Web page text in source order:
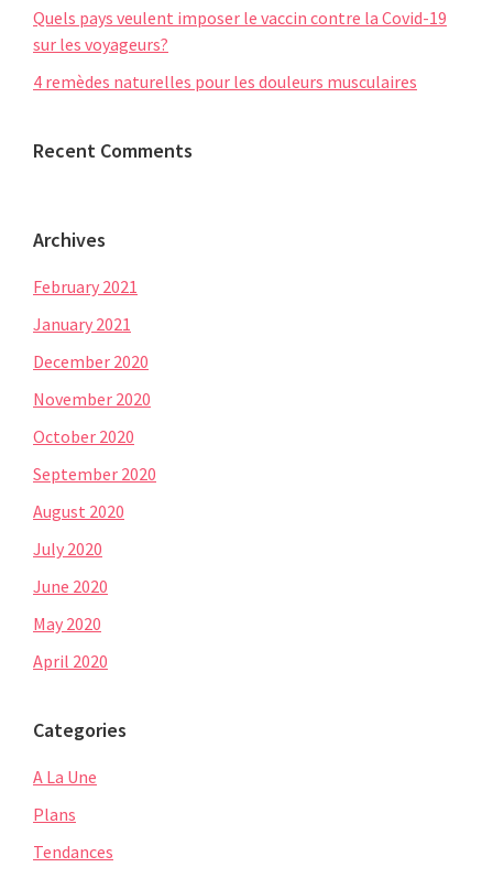
Quels pays veulent imposer le vaccin contre la Covid-19
sur les voyageurs?
4 remèdes naturelles pour les douleurs musculaires
Recent Comments
Archives
February 2021
January 2021
December 2020
November 2020
October 2020
September 2020
August 2020
July 2020
June 2020
May 2020
April 2020
Categories
A La Une
Plans
Tendances